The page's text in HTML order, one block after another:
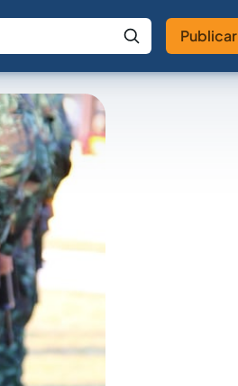
Buscar no Jus
Publicar